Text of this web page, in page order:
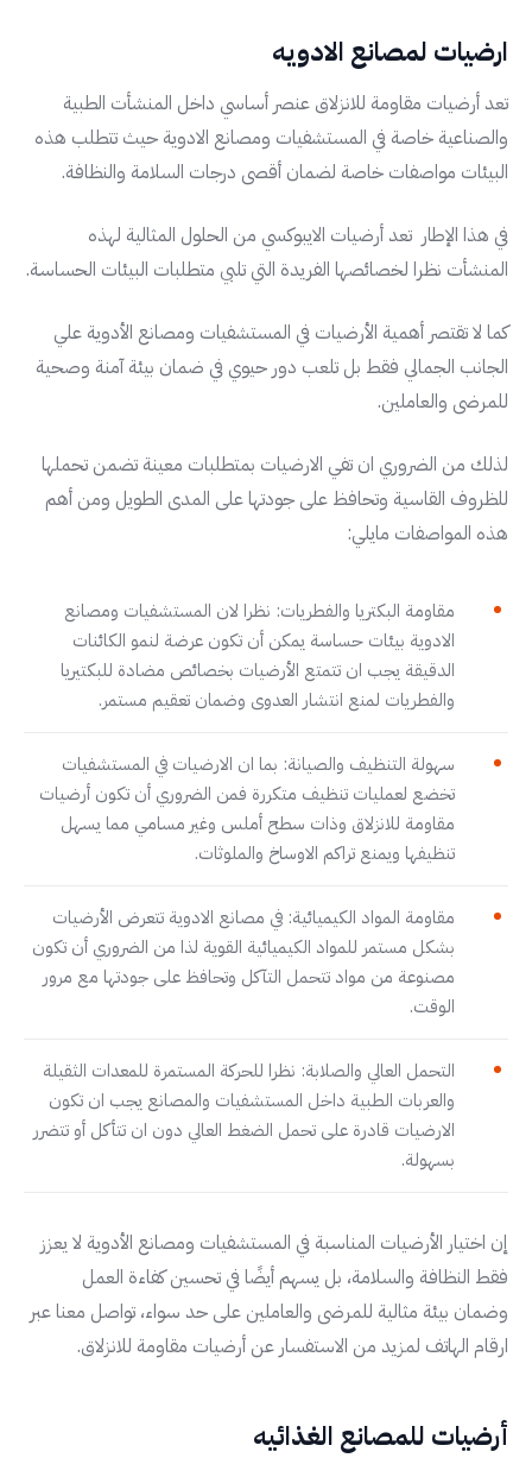
ارضيات لمصانع الادويه
تعد أرضيات مقاومة للانزلاق عنصر أساسي داخل المنشأت الطبية
والصناعية خاصة في المستشفيات ومصانع الادوية حيث تتطلب هذه
البيئات مواصفات خاصة لضمان أقصى درجات السلامة والنظافة.
في هذا الإطار تعد أرضيات الايبوكسي من الحلول المثالية لهذه
المنشأت نظرا لخصائصها الفريدة التي تلبي متطلبات البيئات الحساسة.
كما لا تقتصر أهمية الأرضيات في المستشفيات ومصانع الأدوية علي
الجانب الجمالي فقط بل تلعب دور حيوي في ضمان بيئة آمنة وصحية
للمرضى والعاملين.
لذلك من الضروري ان تفي الارضيات بمتطلبات معينة تضمن تحملها
للظروف القاسية وتحافظ على جودتها على المدى الطويل ومن أهم
هذه المواصفات مايلي:
مقاومة البكتريا والفطريات: نظرا لان المستشفيات ومصانع
الادوية بيئات حساسة يمكن أن تكون عرضة لنمو الكائنات
الدقيقة يجب ان تتمتع الأرضيات بخصائص مضادة للبكتيريا
والفطريات لمنع انتشار العدوى وضمان تعقيم مستمر.
سهولة التنظيف والصيانة: بما ان الارضيات في المستشفيات
تخضع لعمليات تنظيف متكررة فمن الضروري أن تكون أرضيات
مقاومة للانزلاق وذات سطح أملس وغير مسامي مما يسهل
تنظيفها ويمنع تراكم الاوساخ والملوثات.
مقاومة المواد الكيميائية: في مصانع الادوية تتعرض الأرضيات
بشكل مستمر للمواد الكيميائية القوية لذا من الضروري أن تكون
مصنوعة من مواد تتحمل التآكل وتحافظ على جودتها مع مرور
الوقت.
التحمل العالي والصلابة: نظرا للحركة المستمرة للمعدات الثقيلة
والعربات الطبية داخل المستشفيات والمصانع يجب ان تكون
الارضيات قادرة على تحمل الضغط العالي دون ان تتأكل أو تتضرر
بسهولة.
إن اختيار الأرضيات المناسبة في المستشفيات ومصانع الأدوية لا يعزز
فقط النظافة والسلامة، بل يسهم أيضًا في تحسين كفاءة العمل
وضمان بيئة مثالية للمرضى والعاملين على حد سواء، تواصل معنا عبر
ارقام الهاتف لمزيد من الاستفسار عن أرضيات مقاومة للانزلاق.
أرضيات للمصانع الغذائيه